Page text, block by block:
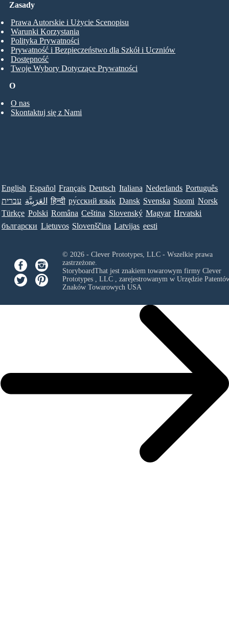
O
O nas
Skontaktuj się z Nami
Zasady
Prawa Autorskie i Użycie Scenopisu
Warunki Korzystania
Polityka Prywatności
Prywatność i Bezpieczeństwo dla Szkół i Uczniów
Dostępność
Twoje Wybory Dotyczące Prywatności
English Español Français Deutsch Italiana Nederlands Português
עברית العَرَبِيَّة हिन्दी ру́сский язы́к Dansk Svenska Suomi Norsk
Türkçe Polski Româna Ceština Slovenský Magyar Hrvatski
български Lietuvos Slovenščina Latvijas eesti
© 2026 - Clever Prototypes, LLC - Wszelkie prawa
zastrzeżone.
StoryboardThat jest znakiem towarowym firmy Clever
Prototypes , LLC, zarejestrowanym w Urzędzie
Znaków Towarowych USA